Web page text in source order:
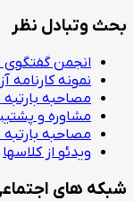
بحث وتبادل نظر
انجمن
نمونه کارنامه
مصاحبه
مشاوره و
مصاحبه
ویدئو از کلاسها
شبکه های